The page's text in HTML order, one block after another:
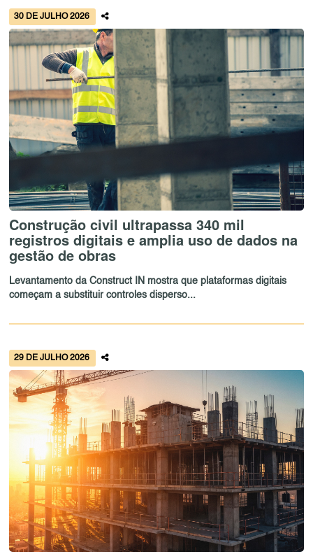
30 DE JULHO 2026
Construção civil ultrapassa 340 mil
registros digitais e amplia uso de dados na
gestão de obras
Levantamento da Construct IN mostra que plataformas digitais
começam a substituir controles disperso...
29 DE JULHO 2026